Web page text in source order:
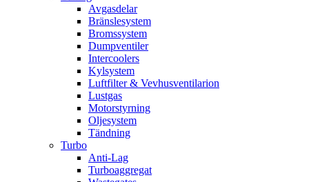
Avgasdelar
Bränslesystem
Bromssystem
Dumpventiler
Intercoolers
Kylsystem
Luftfilter & Vevhusventilarion
Lustgas
Motorstyrning
Oljesystem
Tändning
Turbo
Anti-Lag
Turboaggregat